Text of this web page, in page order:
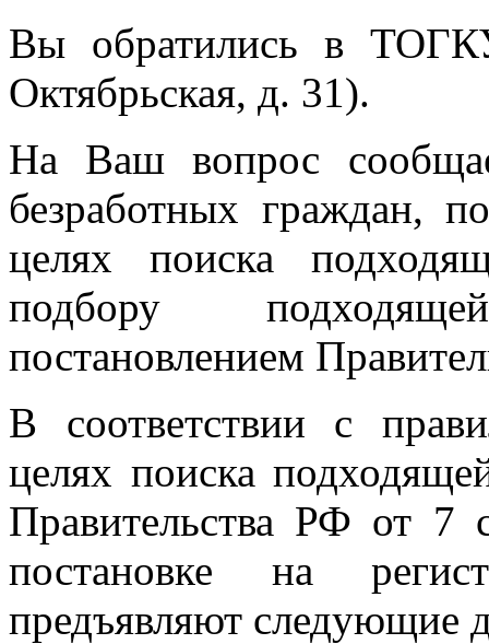
Вы обратились в
Октябрьская, д. 31).
На Ваш вопрос
безработных граждан,
целях поиска
подбору
постановлением
В соответствии с
целях поиска
Правительства РФ от
постановке на
предъявляют следующие